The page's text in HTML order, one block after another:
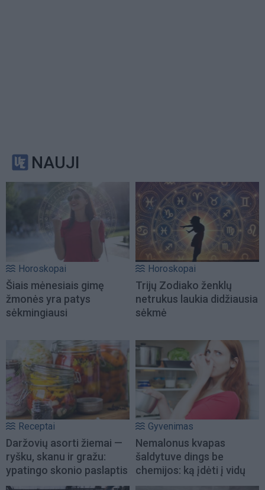
NAUJI
Horoskopai
Šiais mėnesiais gimę
žmonės yra patys
sėkmingiausi
Horoskopai
Trijų Zodiako ženklų
netrukus laukia didžiausia
sėkmė
Receptai
Daržovių asorti žiemai —
ryšku, skanu ir gražu:
ypatingo skonio paslaptis
Gyvenimas
Nemalonus kvapas
šaldytuve dings be
chemijos: ką įdėti į vidų